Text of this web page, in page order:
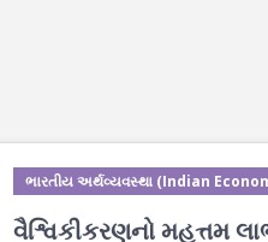
ભારતીય અર્થવ્યવસ્થા (Indian
વૈશ્વિકીકરણનો મહત્તમ